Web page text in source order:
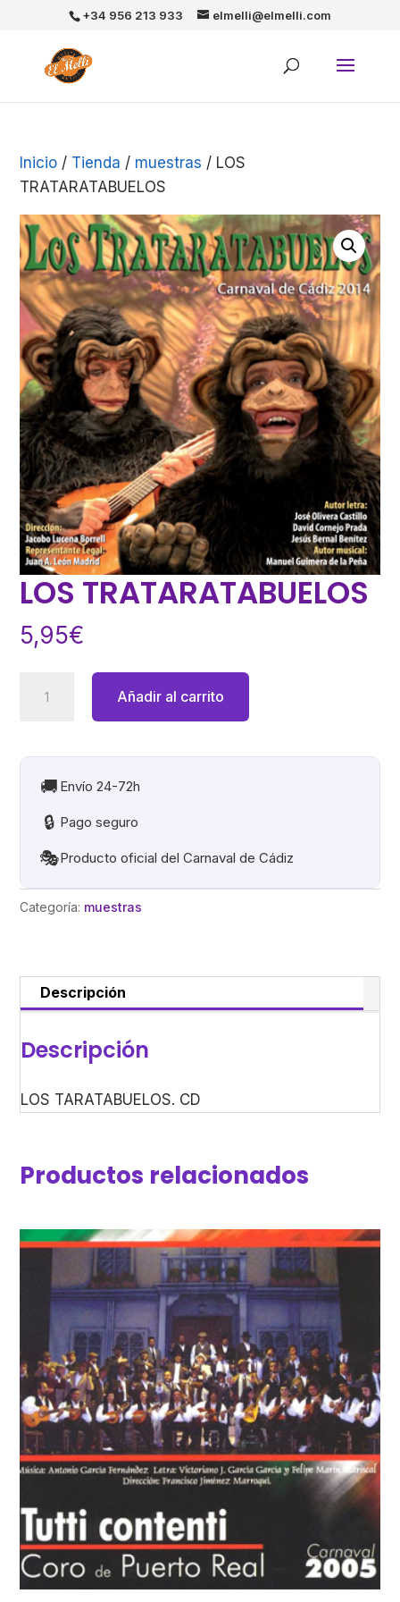
+34 956 213 933 elmelli@elmelli.com
Inicio / Tienda / muestras / LOS
TRATARATABUELOS
LOS TRATARATABUELOS
5,95€
TRATARATABUELOS
Añadir al carrito
🚚 Envío 24-72h
🔒 Pago seguro
🎭Producto oficial del Carnaval de Cádiz
Categoría: muestras
Descripción
Descripción
LOS TARATABUELOS. CD
Productos relacionados